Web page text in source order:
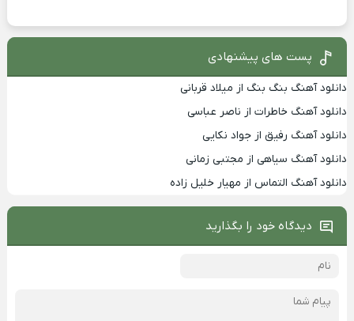
پست های پیشنهادی
دانلود آهنگ بنگ بنگ از میلاد قربانی
دانلود آهنگ خاطرات از ناصر عباسی
دانلود آهنگ رفیق از جواد نکایی
دانلود آهنگ سیاهی از مجتبی زمانی
دانلود آهنگ التماس از مهیار خلیل زاده
دیدگاه خود را بگذارید